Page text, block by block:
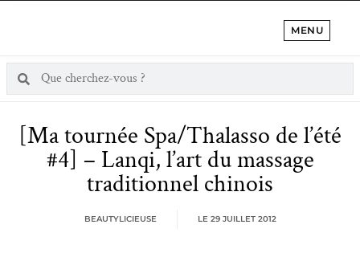
MENU
[Ma tournée Spa/Thalasso de l’été
#4] – Lanqi, l’art du massage
traditionnel chinois
BEAUTYLICIEUSE LE 29 JUILLET 2012